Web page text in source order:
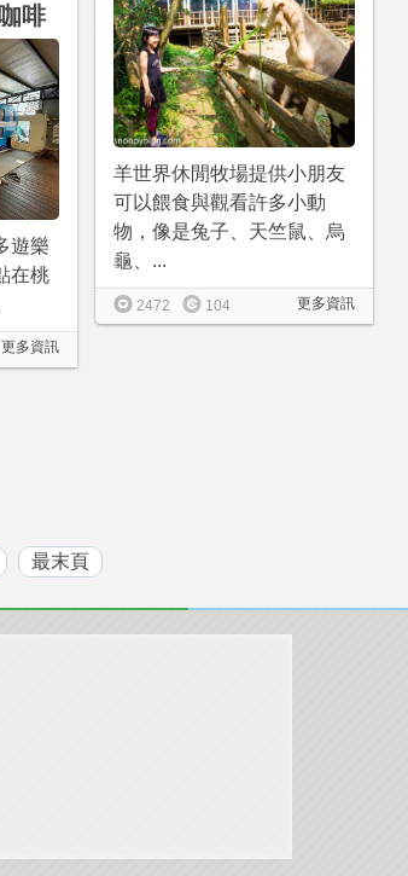
羊世界休閒牧場提供小朋友
可以餵食與觀看許多小動
物，像是兔子、天竺鼠、烏
龜、...
更多資訊
2472 104
啡
遊樂
在桃
更多資訊
最末頁